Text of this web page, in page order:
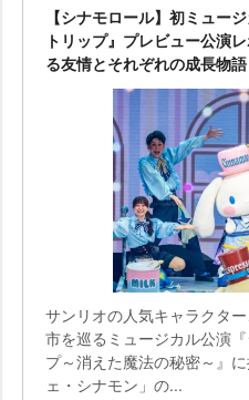
【シナモロール】初ミュー
トリップ』プレビュー公演
る友情とそれぞれの成長物語
サンリオの人気キャラクタ
市を巡るミュージカル公演
プ～消えた魔法の秘密～』
ェ・シナモン」の...